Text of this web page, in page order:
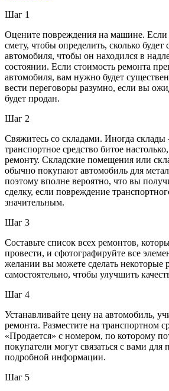
Шаг 1
Оцените повреждения на машине. Если
смету, чтобы определить, сколько будет
автомобиля, чтобы он находился в
состоянии. Если стоимость ремонта
автомобиля, вам нужно будет
вести переговоры разумно, если вы
будет продан.
Шаг 2
Свяжитесь со складами. Иногда
транспортное средство битое
ремонту. Складские помещения или
обычно покупают автомобиль для
поэтому вполне вероятно, что вы
сделку, если повреждение
значительным.
Шаг 3
Составьте список всех ремонтов,
провести, и сфотографируйте все
желании вы можете сделать некоторые
самостоятельно, чтобы улучшить
Шаг 4
Устанавливайте цену на автомобиль,
ремонта. Разместите на транспортном
«Продается» с номером, по которому
покупатели могут связаться с вами для
подробной информации.
Шаг 5